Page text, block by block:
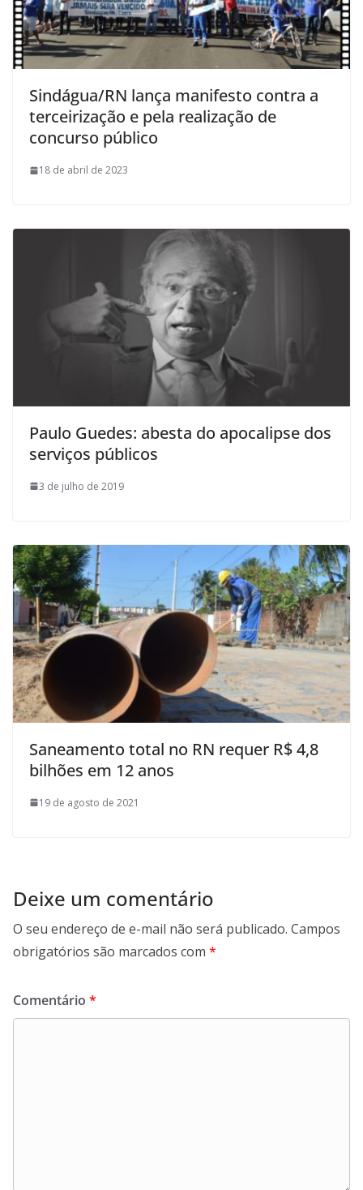
Sindágua/RN lança manifesto contra a
terceirização e pela realização de
concurso público
18 de abril de 2023
Paulo Guedes: abesta do apocalipse dos
serviços públicos
3 de julho de 2019
Saneamento total no RN requer R$ 4,8
bilhões em 12 anos
19 de agosto de 2021
Deixe um comentário
O seu endereço de e-mail não será publicado. Campos
obrigatórios são marcados com *
Comentário *